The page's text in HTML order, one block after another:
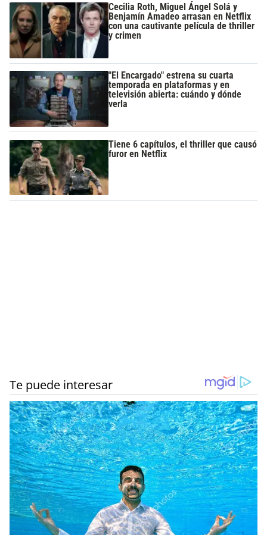
Cecilia Roth, Miguel Ángel Solá y
Benjamín Amadeo arrasan en Netflix
con una cautivante película de thriller
y crimen
"El Encargado" estrena su cuarta
temporada en plataformas y en
televisión abierta: cuándo y dónde
verla
Tiene 6 capítulos, el thriller que causó
furor en Netflix